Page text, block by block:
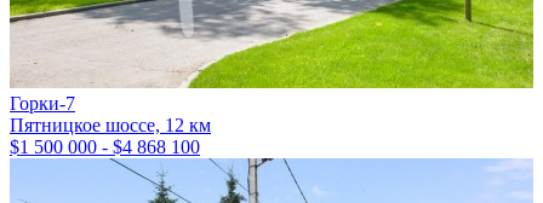
Горки-7
Пятницкое шоссе, 12 км
$1 500 000 - $4 868 100